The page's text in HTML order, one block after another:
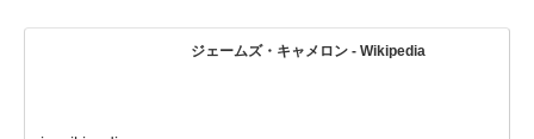
ジェームズ・キャメロン - Wikipedia